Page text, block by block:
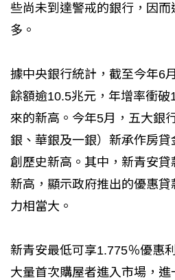
些尚未到達警戒的銀行，因
多。
據中央銀行統計，截至今年6
餘額逾10.5兆元，年增率衝破
來的新高。今年5月，五大銀
銀、華銀及一銀）新承作房貸
創歷史新高。其中，新青安
新高，顯示政府推出的優惠貸
力相當大。
新青安最低可享1.775％優惠
大量首次購屋者進入市場，